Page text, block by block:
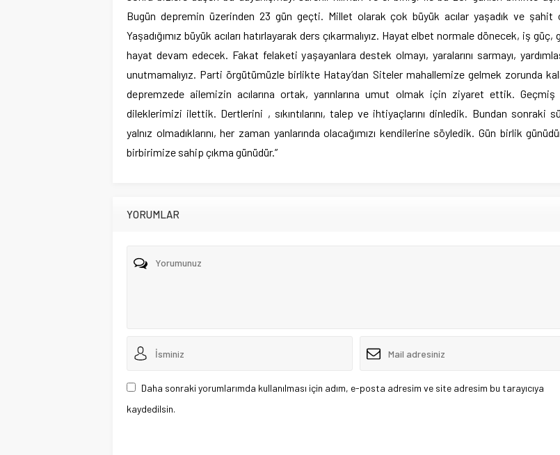
Bugün depremin üzerinden 23 gün geçti. Millet olarak çok büyük acılar yaşadık ve şahit
Yaşadığımız büyük acıları hatırlayarak ders çıkarmalıyız. Hayat elbet normale dönecek, iş güç,
hayat devam edecek. Fakat felaketi yaşayanlara destek olmayı, yaralarını sarmayı,
unutmamalıyız. Parti örgütümüzle birlikte Hatay’dan Siteler mahallemize gelmek zorunda
depremzede ailemizin acılarına ortak, yarınlarına umut olmak için ziyaret ettik. Geçmiş
dileklerimizi ilettik. Dertlerini , sıkıntılarını, talep ve ihtiyaçlarını dinledik. Bundan sonraki
yalnız olmadıklarını, her zaman yanlarında olacağımızı kendilerine söyledik. Gün birlik
birbirimize sahip çıkma günüdür.”
YORUMLAR
Daha sonraki yorumlarımda kullanılması için adım, e-posta adresim ve site adresim bu tarayıcıya
kaydedilsin.